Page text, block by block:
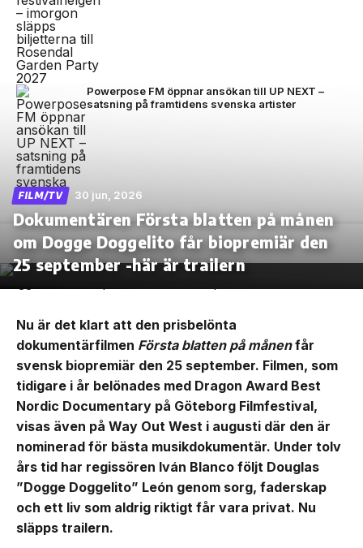
Powerpose FM öppnar ansökan till UP NEXT –
satsning på framtidens svenska artister
FILM/TV 30 jun, 2026
Dokumentären Första blatten på månen
om Dogge Doggelito får biopremiär den
25 september -här är trailern
Nu är det klart att den prisbelönta
dokumentärfilmen Första blatten på månenfår
svensk biopremiär den 25 september. Filmen, som
tidigare i år belönades med Dragon Award Best
Nordic Documentary på Göteborg Filmfestival,
visas även på Way Out West i augusti där den är
nominerad för bästa musikdokumentär. Under tolv
års tid har regissören Iván Blanco följt Douglas
”Dogge Doggelito” León genom sorg, faderskap
och ett liv som aldrig riktigt får vara privat. Nu
släpps trailern.